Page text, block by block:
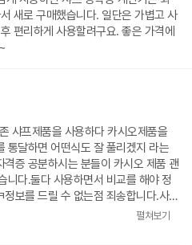
새로 구매했습니다. 일단은 가볍고 사
편리하게 사용할려구요. 좋은 가격에
샤프제품을 사용하다 카시오제품을
통달하면 어떤식도 잘 풀리겠지 라는
증 공분하시는 분들이 카시오 제품 괜
니다.둘다 사용하면서 비교를 해야 정
보를 드릴 수 없는점 죄송합니다.사진
해 보세요^^;;샤프제품은 리셋을 리셋
펼쳐보기